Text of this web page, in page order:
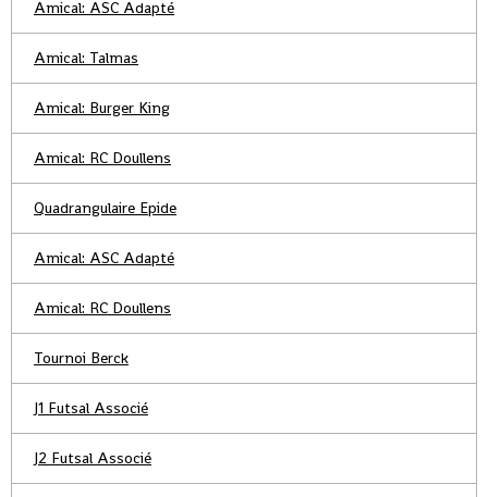
Amical: ASC Adapté
Amical: Talmas
Amical: Burger King
Amical: RC Doullens
Quadrangulaire Epide
Amical: ASC Adapté
Amical: RC Doullens
Tournoi Berck
J1 Futsal Associé
J2 Futsal Associé